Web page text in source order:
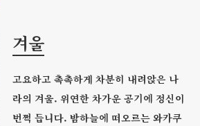
겨울
고요하고 촉촉하게 차분히 내려앉은 나
라의 겨울. 위연한 차가운 공기에 정신이
번쩍 듭니다. 밤하늘에 떠오르는 와카쿠